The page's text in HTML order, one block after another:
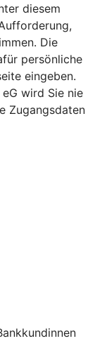
diesem
Die
persönliche
eingeben.
wird Sie nie
Zugangsdaten